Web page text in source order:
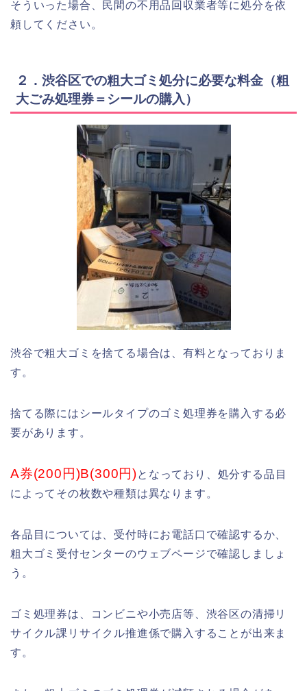
そういった場合、民間の不用品回収業者等に処分を依
頼してください。
２．渋谷区での粗大ゴミ処分に必要な料金（粗
大ごみ処理券＝シールの購入）
渋谷で粗大ゴミを捨てる場合は、有料となっておりま
す。
捨てる際にはシールタイプのゴミ処理券を購入する必
要があります。
A券(200円)B(300円)となっており、処分する品目
によってその枚数や種類は異なります。
各品目については、受付時にお電話口で確認するか、
粗大ゴミ受付センターのウェブページで確認しましょ
う。
ゴミ処理券は、コンビニや小売店等、渋谷区の清掃リ
サイクル課リサイクル推進係で購入することが出来ま
す。